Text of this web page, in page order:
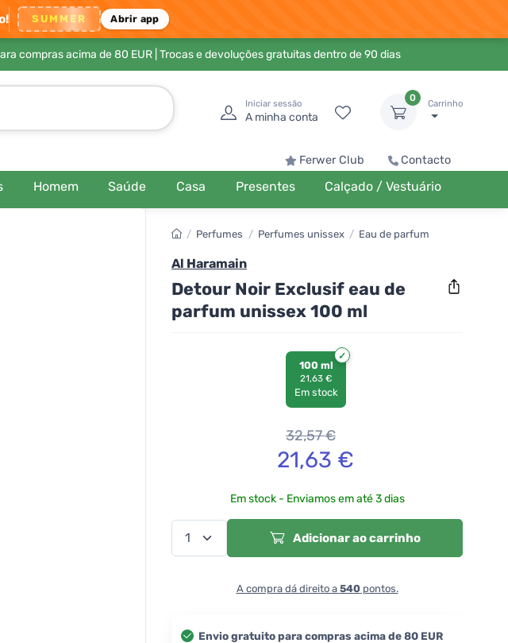
SUMMER Abrir app
compras acima de 80 EUR| Trocas e devoluções gratuitas dentro de 90 dias
Iniciar sessão
A minha conta
0
Carrinho
Ferwer Club Contacto
Homem Saúde Casa Presentes Calçado / Vestuário
/ Perfumes / Perfumes unissex / Eau de parfum
Al Haramain
Detour Noir Exclusif eau de
parfum unissex 100 ml
100 ml
21,63 €
Em stock
32,57€
21,63 €
Em stock - Enviamos em até 3 dias
Adicionar ao carrinho
A compra dá direito a 540pontos.
Envio gratuito para compras acima de 80 EUR